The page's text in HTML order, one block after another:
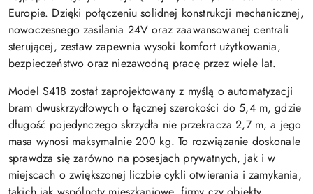
Europie. Dzięki połączeniu solidnej konstrukcji mechanicznej,
nowoczesnego zasilania 24V oraz zaawansowanej centrali
sterującej, zestaw zapewnia wysoki komfort użytkowania,
bezpieczeństwo oraz niezawodną pracę przez wiele lat.
Model S418 został zaprojektowany z myślą o automatyzacji
bram dwuskrzydłowych o łącznej szerokości do 5,4 m, gdzie
długość pojedynczego skrzydła nie przekracza 2,7 m, a jego
masa wynosi maksymalnie 200 kg. To rozwiązanie doskonale
sprawdza się zarówno na posesjach prywatnych, jak i w
miejscach o zwiększonej liczbie cykli otwierania i zamykania,